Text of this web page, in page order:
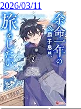
2026/03/11